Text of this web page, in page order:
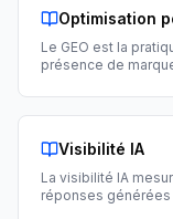
Optimisation
Le GEO est la
présence de
Visibilité IA
La visibilité IA
réponses générées